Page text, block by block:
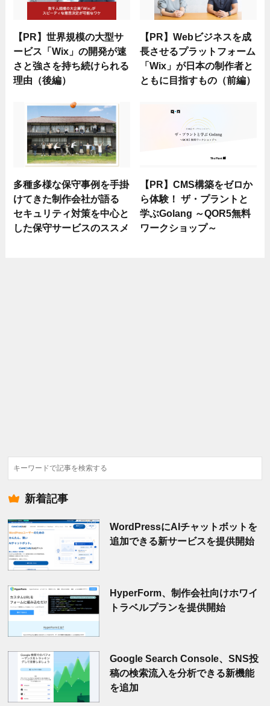
【PR】世界規模の大型サ
ービス「Wix」の開発が速
さと強さを持ち続けられる
理由（後編）
【PR】Webビジネスを成
長させるプラットフォーム
「Wix」が日本の制作者と
ともに目指すもの（前編）
多種多様な保守事例を手掛
けてきた制作会社が語る
セキュリティ対策を中心と
した保守サービスのススメ
【PR】CMS構築をゼロか
ら体験！ ザ・プラントと
学ぶGolang ～QOR5無料
ワークショップ～
検
索
新着記事
WordPressにAIチャットボットを
追加できる新サービスを提供開始
HyperForm、制作会社向けホワイ
トラベルプランを提供開始
Google Search Console、SNS投
稿の検索流入を分析できる新機能
を追加